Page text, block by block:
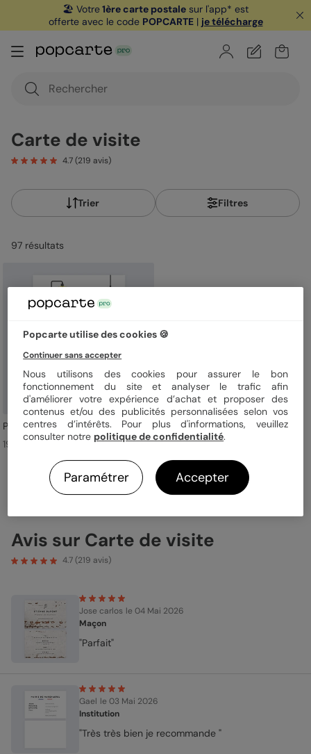
🏖️ Votre1ère carte postale sur l'app* est
offerte avec le code POPCARTE| je télécharge
Carte de visite
4.7(219 avis)
Trier Filtres
97 résultats
Pour un Electricien
19,99 € TTC - Lot de 100
2
Avis sur Carte de visite
4.7(219 avis)
Jose carlos le 04 Mai 2026
Maçon
"Parfait"
Gael le 03 Mai 2026
Institution
"Très très bien je recommande "
Popcarte utilise des cookies 🍪
Continuer sans accepter
Nous utilisons des cookies pour assurer le bon
fonctionnement du site et analyser le trafic afin
d'améliorer votre expérience d’achat et proposer des
contenus et/ou des publicités personnalisées selon vos
centres d’intérêts. Pour plus d'informations, veuillez
consulter notre politique de confidentialité.
Paramétrer Accepter